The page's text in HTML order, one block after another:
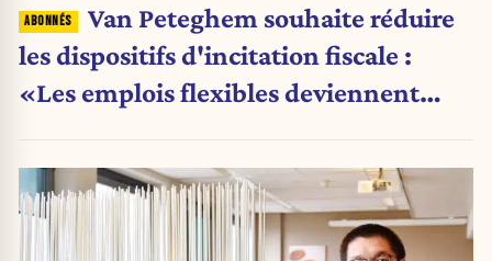
Van Peteghem souhaite réduire
les dispositifs d'incitation fiscale :
«Les emplois flexibles deviennent